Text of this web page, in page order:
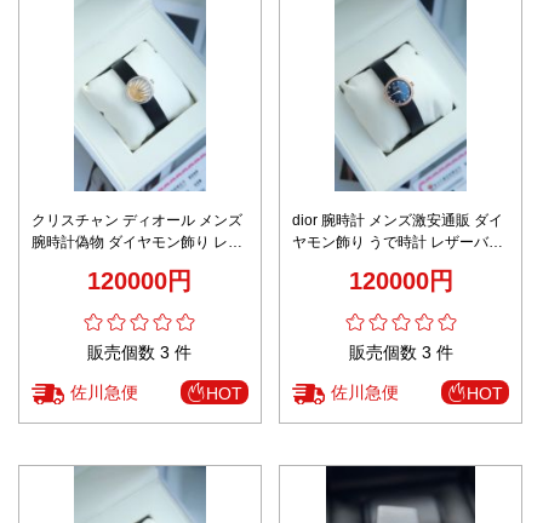
クリスチャン ディオール メンズ
腕時計偽物 ダイヤモン飾り レザ
120000円
販売個数 3 件
佐川急便 HOT
dior 腕時計 メンズ激安通販 ダイ
ヤモン飾り うで時計 レザーバン
ルド 防水 ブラック
120000円
販売個数 3 件
佐川急便 HOT